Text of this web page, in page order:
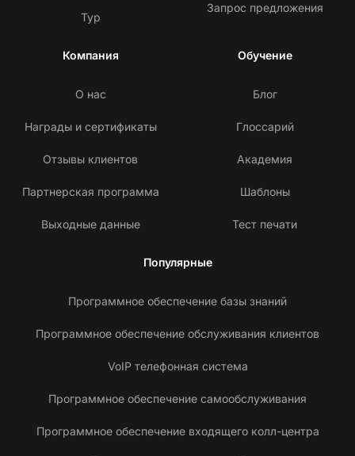
Тур
Запрос предложения
Компания
О нас
Награды и сертификаты
Отзывы клиентов
Партнерская программа
Выходные данные
Обучение
Блог
Глоссарий
Академия
Шаблоны
Тест печати
Популярные
Программное обеспечение базы знаний
Программное обеспечение обслуживания клиентов
VoIP телефонная система
Программное обеспечение самообслуживания
Программное обеспечение входящего колл-центра